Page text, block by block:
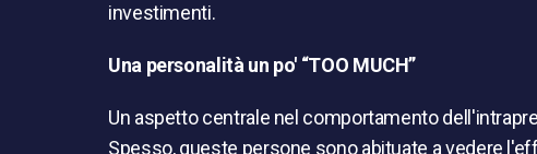
investimenti.
Una personalità un po' “TOO MUCH”
Un aspetto centrale nel comportamento
Spesso, queste persone sono abituate a vedere